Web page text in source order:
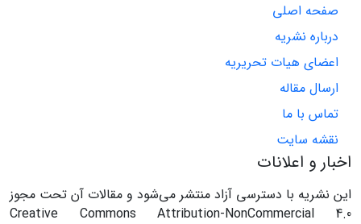
صفحه اصلی
درباره نشریه
اعضای هیات تحریریه
ارسال مقاله
تماس با ما
نقشه سایت
اخبار و اعلانات
این نشریه با دسترسی آزاد منتشر می‌شود و مقالات آن تحت مجوز
Creative Commons Attribution-NonCommercial 4.0